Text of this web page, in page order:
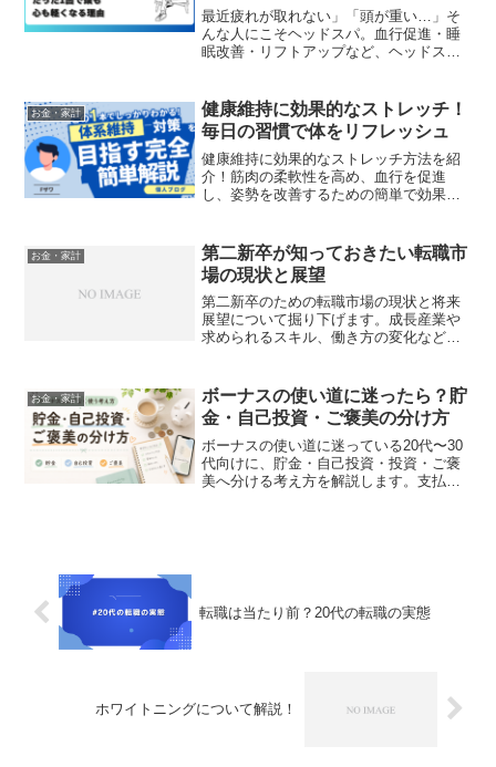
最近疲れが取れない」「頭が重い…」そ
んな人にこそヘッドスパ。血行促進・睡
眠改善・リフトアップなど、ヘッドスパ
お金・家計
健康維持に効果的なストレッチ！
毎日の習慣で体をリフレッシュ
健康維持に効果的なストレッチ方法を紹
介！筋肉の柔軟性を高め、血行を促進
し、姿勢を改善するための簡単で効果的
お金・家計
第二新卒が知っておきたい転職市
場の現状と展望
第二新卒のための転職市場の現状と将来
展望について掘り下げます。成長産業や
求められるスキル、働き方の変化など、
お金・家計
ボーナスの使い道に迷ったら？貯
金・自己投資・ご褒美の分け方
ボーナスの使い道に迷っている20代〜30
代向けに、貯金・自己投資・投資・ご褒
美へ分ける考え方を解説します。支払い
転職は当たり前？20代の転職の実態
ホワイトニングについて解説！